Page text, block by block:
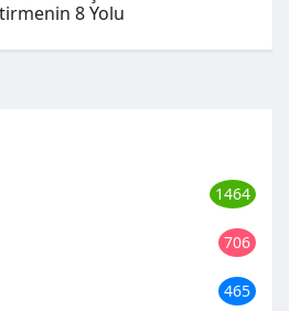
8 Yolu
1464
706
465